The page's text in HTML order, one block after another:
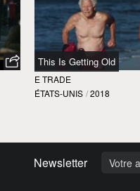
This Is Getting Old
E TRADE
ÉTATS-UNIS / 2018
Newsletter